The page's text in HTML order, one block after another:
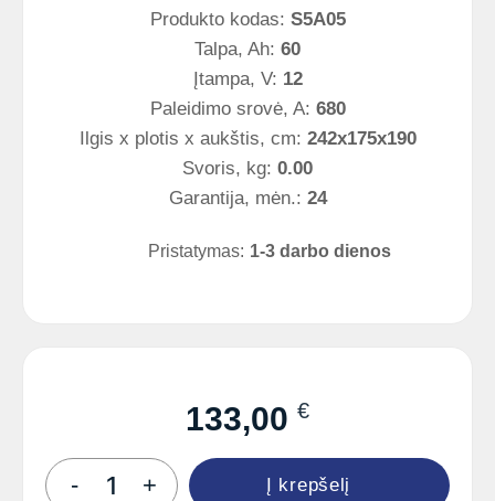
Produkto kodas: S5A05
Talpa, Ah: 60
Įtampa, V: 12
Paleidimo srovė, A: 680
Ilgis x plotis x aukštis, cm: 242x175x190
Svoris, kg: 0.00
Garantija, mėn.: 24
Pristatymas: 1-3 darbo dienos
133,00 €
-
produkto
kiekis:
+ Į krepšelį